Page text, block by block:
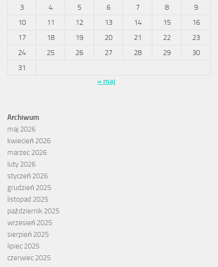
3 4 5 6 7 8
9
10
11 12 13 14 15
16
17
18 19 20 21 22
23
24
25 26 27 28 29
30
31
« maj
Archiwum
maj 2026
kwiecień 2026
marzec 2026
luty 2026
styczeń 2026
grudzień 2025
listopad 2025
październik 2025
wrzesień 2025
sierpień 2025
lipiec 2025
czerwiec 2025